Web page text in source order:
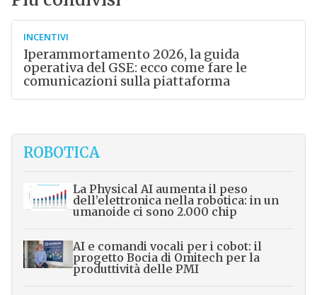
INCENTIVI
Iperammortamento 2026, la guida
operativa del GSE: ecco come fare le
comunicazioni sulla piattaforma
ROBOTICA
La Physical AI aumenta il peso
dell’elettronica nella robotica: in un
umanoide ci sono 2.000 chip
AI e comandi vocali per i cobot: il
progetto Bocia di Omitech per la
produttività delle PMI